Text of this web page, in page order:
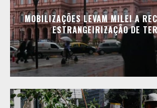
MOBILIZAÇÕES LEVAM MILEI A
ESTRANGEIRIZAÇÃO DE